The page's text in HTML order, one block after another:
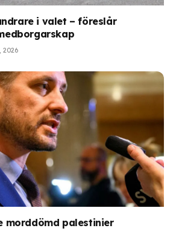
i valet – föreslår
2026
morddömd palestinier